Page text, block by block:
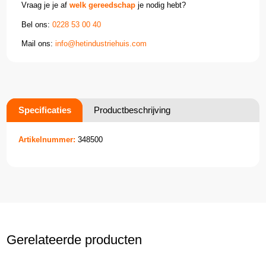
Vraag je je afwelk gereedschap je nodig hebt?
Bel ons:0228 53 00 40
Mail ons:info@hetindustriehuis.com
Specificaties Productbeschrijving
Artikelnummer: 348500
Gerelateerde producten